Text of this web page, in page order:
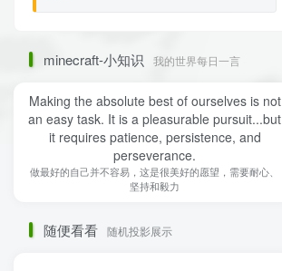
minecraft-小知识 我的世界每日一言
Making the absolute best of ourselves is not
an easy task. It is a pleasurable pursuit...but
it requires patience, persistence, and
perseverance.
做最好的自己并不容易，这是很美好的愿望，需要耐心、
坚持和毅力
随便看看 随机投影展示